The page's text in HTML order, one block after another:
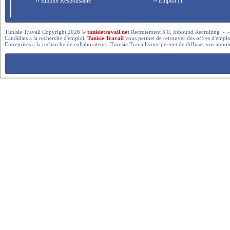
Tunisie Travail Copyright 2026 ©tunisietravail.net Recrutement 3.0, Inbound Recruiting .-
Candidats a la recherche d'emploi,Tunisie Travail vous permet de retrouver des offres
Entreprises a la recherche de collaborateurs, Tunisie Travail vous permet de diffuser vos